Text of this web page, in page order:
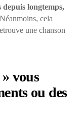
depuis longtemps,
Néanmoins, cela
une chanson
vous
ou des